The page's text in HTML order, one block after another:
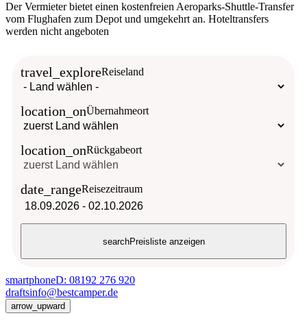
Der Vermieter bietet einen kostenfreien Aeroparks-Shuttle-Transfer
vom Flughafen zum Depot und umgekehrt an. Hoteltransfers
werden nicht angeboten
travel_exploreReiseland
location_onÜbernahmeort
location_onRückgabeort
date_rangeReisezeitraum
18.09.2026 - 02.10.2026
searchPreisliste anzeigen
smartphoneD: 08192 276 920
draftsinfo@bestcamper.de
arrow_upward